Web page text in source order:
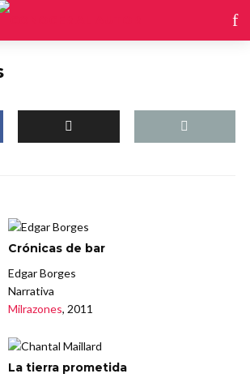
Crónicas de bar
Edgar Borges
Narrativa
Milrazones, 2011
La tierra prometida